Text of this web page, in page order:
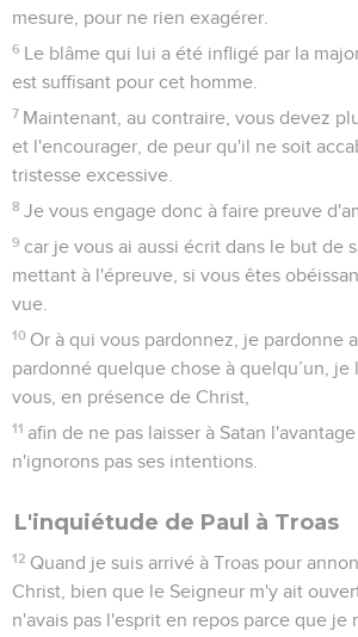
mesure, pour ne rien exagérer.
6 Le blâme qui lui a été infligé par la
est suffisant pour cet homme.
7 Maintenant, au contraire, vous devez
et l'encourager, de peur qu'il ne soit
tristesse excessive.
8 Je vous engage donc à faire preuve
9 car je vous ai aussi écrit dans le but de
mettant à l'épreuve, si vous êtes
vue.
10 Or à qui vous pardonnez, je pardonne
pardonné quelque chose à quelqu’un, je
vous, en présence de Christ,
11 afin de ne pas laisser à Satan
n'ignorons pas ses intentions.
L'inquiétude de Paul à Troas
12 Quand je suis arrivé à Troas pour
Christ, bien que le Seigneur m'y ait
n'avais pas l'esprit en repos parce que je